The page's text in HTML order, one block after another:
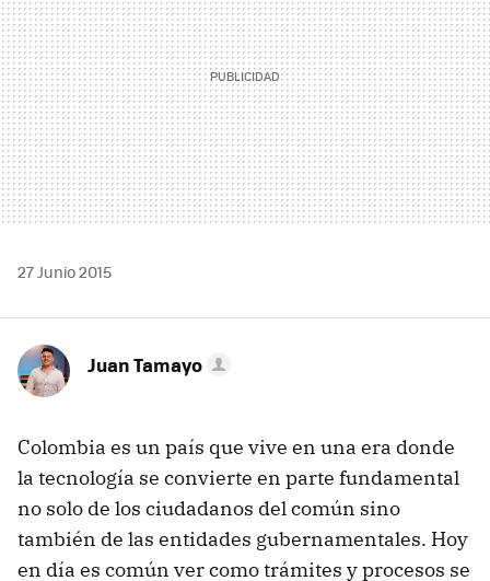
27 Junio 2015
Juan Tamayo
Colombia es un país que vive en una era donde
la tecnología se convierte en parte fundamental
no solo de los ciudadanos del común sino
también de las entidades gubernamentales. Hoy
en día es común ver como trámites y procesos se